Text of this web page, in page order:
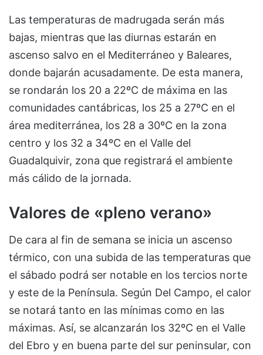
Las temperaturas de madrugada serán más
bajas, mientras que las diurnas estarán en
ascenso salvo en el Mediterráneo y Baleares,
donde bajarán acusadamente. De esta manera,
se rondarán los 20 a 22ºC de máxima en las
comunidades cantábricas, los 25 a 27ºC en el
área mediterránea, los 28 a 30ºC en la zona
centro y los 32 a 34ºC en el Valle del
Guadalquivir, zona que registrará el ambiente
más cálido de la jornada.
Valores de «pleno verano»
De cara al fin de semana se inicia un ascenso
térmico, con una subida de las temperaturas que
el sábado podrá ser notable en los tercios norte
y este de la Península. Según Del Campo, el calor
se notará tanto en las mínimas como en las
máximas. Así, se alcanzarán los 32ºC en el Valle
del Ebro y en buena parte del sur peninsular, con